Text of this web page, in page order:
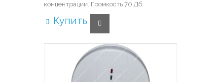
концентрации. Громкость 70 Дб.
Купить